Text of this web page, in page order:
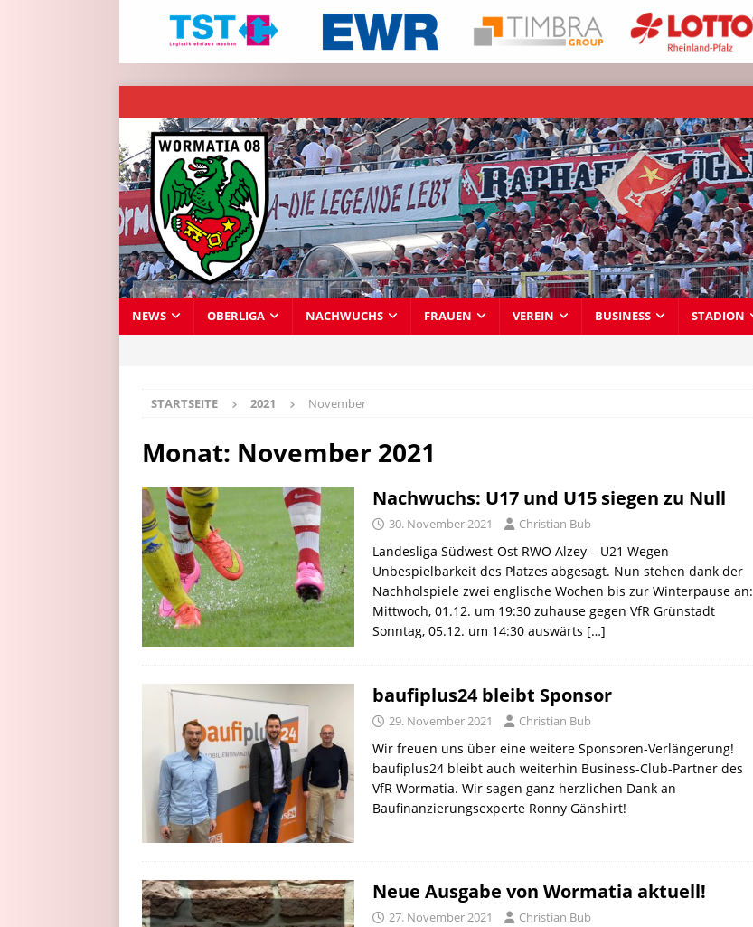
NEWS OBERLIGA NACHWUCHS FRAUEN VEREIN BUSINESS STADION
STARTSEITE 2021 November
Monat: November 2021
Nachwuchs: U17 und U15 siegen zu Null
30. November 2021 Christian Bub
Landesliga Südwest-Ost RWO Alzey – U21 Wegen
Unbespielbarkeit des Platzes abgesagt. Nun stehen dank der
Nachholspiele zwei englische Wochen bis zur Winterpause an:
Mittwoch, 01.12. um 19:30 zuhause gegen VfR Grünstadt
Sonntag, 05.12. um 14:30 auswärts […]
baufiplus24 bleibt Sponsor
29. November 2021 Christian Bub
Wir freuen uns über eine weitere Sponsoren-Verlängerung!
baufiplus24 bleibt auch weiterhin Business-Club-Partner des
VfR Wormatia. Wir sagen ganz herzlichen Dank an
Baufinanzierungsexperte Ronny Gänshirt!
Neue Ausgabe von Wormatia aktuell!
27. November 2021 Christian Bub